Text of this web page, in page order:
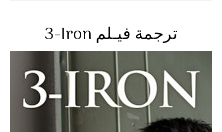
3-Iron ترجمة فيـلم